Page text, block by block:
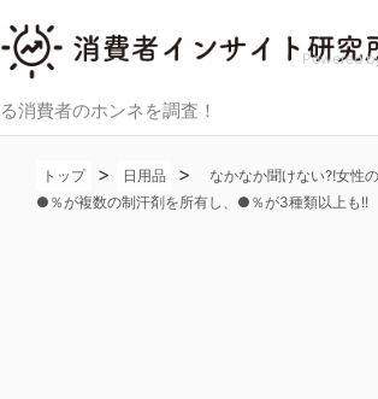
る消費者のホンネを調査！
Powered
トップ > 日用品 >
なかなか聞けない?!女性
●％が複数の制汗剤を所有し、●％が3種類以上も!!